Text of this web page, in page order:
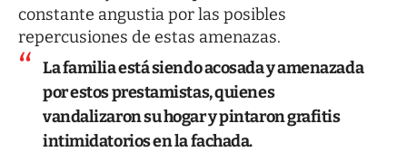
constante angustia por las posibles
repercusiones de estas amenazas.
La familia está siendo acosada y amenazada
por estos prestamistas, quienes
vandalizaron su hogar y pintaron grafitis
intimidatorios en la fachada.